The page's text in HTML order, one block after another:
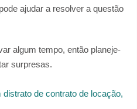
ajudar a resolver a questão
algum tempo, então planeje-
surpresas.
de contrato de locação,